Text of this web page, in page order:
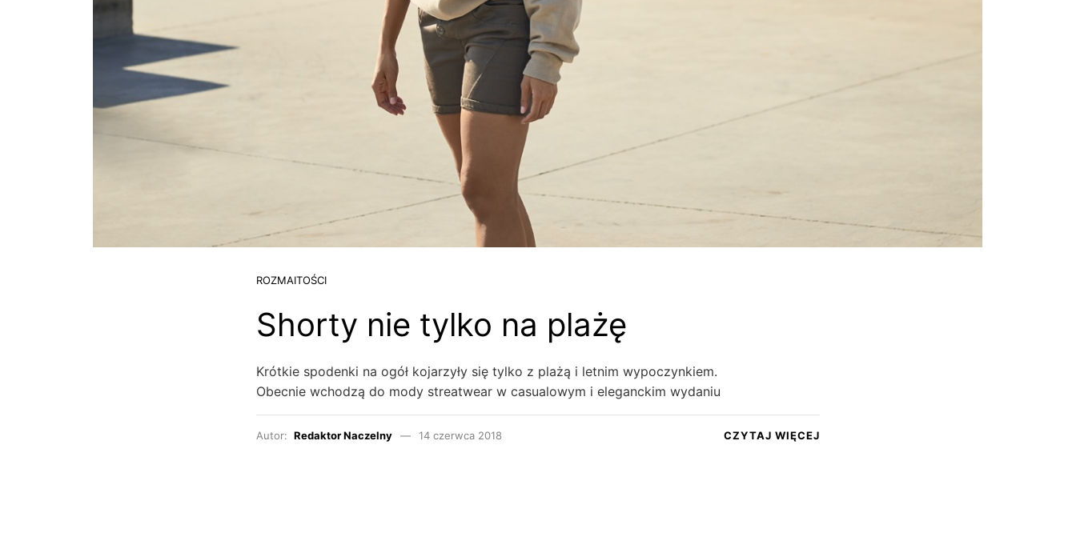
ROZMAITOŚCI
Shorty nie tylko na plażę
Krótkie spodenki na ogół kojarzyły się tylko z plażą i letnim wypoczynkiem.
Obecnie wchodzą do mody streatwear w casualowym i eleganckim wydaniu
Autor: Redaktor Naczelny 14 czerwca 2018 CZYTAJ WIĘCEJ